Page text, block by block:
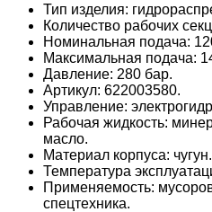
Тип изделия:
Количество рабочих
Номинальная подача:
Максимальная подача:
Давление: 280 бар.
Артикул: 622003580.
Управление:
Рабочая жидкость:
масло.
Материал корпуса: чугун.
Температура
Применяемость:
спецтехника.